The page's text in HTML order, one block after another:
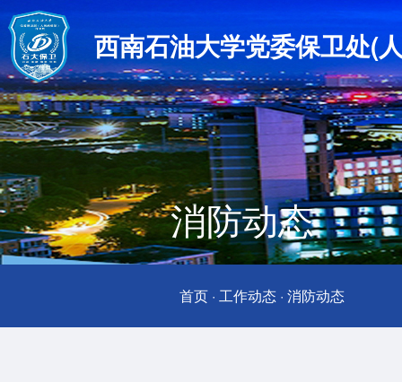
西南石油大学党委保卫处(
首页 · 工作动态 · 消防动态
消防动态